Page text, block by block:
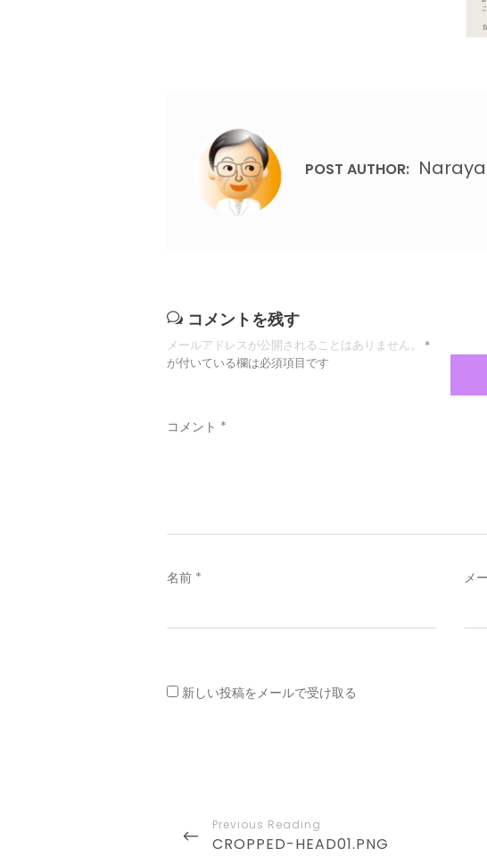
POST AUTHOR:
コメントを残す
メールアドレスが公開されることはありません。
*
が付いている欄は必須項目です
コメント *
名前 * メ
新しい投稿をメールで受け取る
稿
PREVIOUS
CROPPED-HEAD01.PNG